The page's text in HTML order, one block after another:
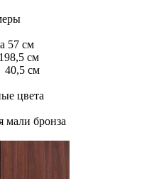
57 см
см
40,5 см
цвета
мали бронза